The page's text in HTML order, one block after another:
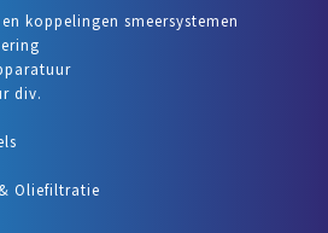
koppelingen smeersystemen
div.
Oliefiltratie